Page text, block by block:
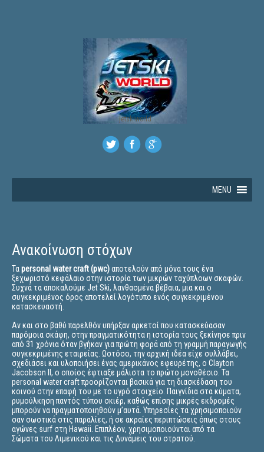
jetskiworld
MENU
Ανακοίνωση στόχων
Ταpersonal water craft (pwc)αποτελούν από μόνα τους ένα
ξεχωριστό κεφάλαιο στην ιστορία των μικρών ταχύπλοων σκαφών.
Συχνά τα αποκαλούμε Jet Ski, λανθασμένα βέβαια, μια και ο
συγκεκριμένος όρος αποτελεί λογότυπο ενός συγκεκριμένου
κατασκευαστή.
Αν και στο βαθύ παρελθόν υπήρξαν αρκετοί που κατασκεύασαν
παρόμοια σκάφη, στην πραγματικότητα η ιστορία τους ξεκίνησε πριν
από 31 χρόνια όταν βγήκαν για πρώτη φορά από τη γραμμή παραγωγής
συγκεκριμένης εταιρείας. Ωστόσο, την αρχική ιδέα είχε συλλάβει,
σχεδιάσει και υλοποιήσει ένας αμερικάνος εφευρέτης, ο Clayton
Jacobson II, ο οποίος έφτιαξε μάλιστα το πρώτο μονοθέσιο. Τα
personal water craft προορίζονται βασικά για τη διασκέδαση του
κοινού στην επαφή του με το υγρό στοιχείο. Παιγνίδια στα κύματα,
ρυμούλκηση παντός τύπου σκιέρ, καθώς επίσης μικρές εκδρομές
μπορούν να πραγματοποιηθούν μ’αυτά. Υπηρεσίες τα χρησιμοποιούν
σαν σωστικά στις παραλίες, ή σε ακραίες περιπτώσεις όπως στους
αγώνες surf στη Hawaii. Επιπλέον, χρησιμοποιούνται από τα
Σώματα του Λιμενικού και τις Δυνάμεις του στρατού.